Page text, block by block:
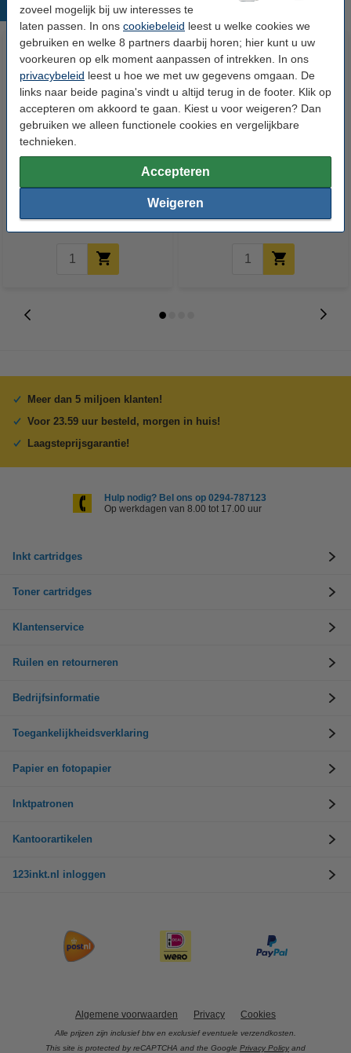
zoveel mogelijk bij uw interesses te
laten passen. In ons cookiebeleid leest u welke cookies we
gebruiken en welke 8 partners daarbij horen; hier kunt u uw
voorkeuren op elk moment aanpassen of intrekken. In ons
privacybeleid leest u hoe we met uw gegevens omgaan. De
links naar beide pagina's vindt u altijd terug in de footer. Klik op
accepteren om akkoord te gaan. Kiest u voor weigeren? Dan
gebruiken we alleen functionele cookies en vergelijkbare
technieken.
Accepteren
Weigeren
Populaire producten
123inkt huismerk vervangt HP
25 (51625AE) inktcartridge
kleur
123inkt kopieerpapier 1 pak van
500 vel A4 - 80 grams FSC® Mix
Credit
Meer dan 5 miljoen klanten!
Voor 23.59 uur besteld, morgen in huis!
Laagsteprijsgarantie!
Hulp nodig? Bel ons op 0294-787123
Op werkdagen van 8.00 tot 17.00 uur
Inkt cartridges
Toner cartridges
Klantenservice
Ruilen en retourneren
Bedrijfsinformatie
Toegankelijkheidsverklaring
Papier en fotopapier
Inktpatronen
Kantoorartikelen
123inkt.nl inloggen
Algemene voorwaarden Privacy Cookies
Alle prijzen zijn inclusief btw en exclusief eventuele verzendkosten.
This site is protected by reCAPTCHA and the Google Privacy Policy and